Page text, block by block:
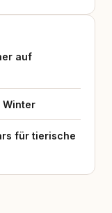
auf
Winter
für tierische